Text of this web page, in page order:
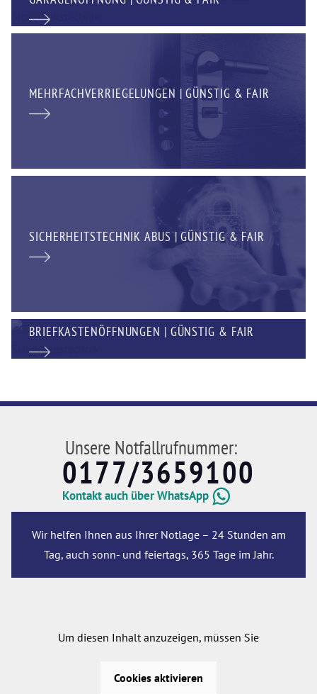
MEHRFACHVERRIEGELUNGEN | GÜNSTIG & FAIR
SICHERHEITSTECHNIK ABUS | GÜNSTIG & FAIR
BRIEFKASTENÖFFNUNGEN | GÜNSTIG & FAIR
Unsere Notfallrufnummer:
0177/3659100
Kontakt auch über WhatsApp
Wir helfen Ihnen aus Ihrer Notlage – 24 Stunden am
Tag, auch sonn- und feiertags, 365 Tage im Jahr.
Um diesen Inhalt anzuzeigen, müssen Sie
Cookies aktivieren